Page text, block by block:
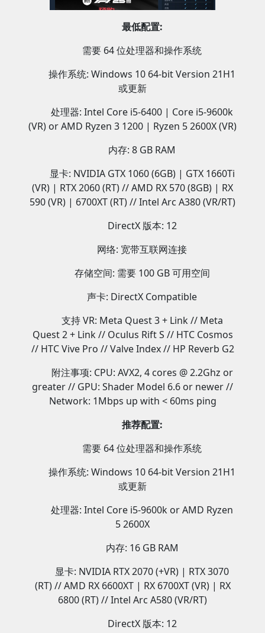
最低配置:
需要 64 位处理器和操作系统
操作系统: Windows 10 64-bit Version 21H1
或更新
处理器: Intel Core i5-6400 | Core i5-9600k
(VR) or AMD Ryzen 3 1200 | Ryzen 5 2600X (VR)
内存: 8 GB RAM
显卡: NVIDIA GTX 1060 (6GB) | GTX 1660Ti
(VR) | RTX 2060 (RT) // AMD RX 570 (8GB) | RX
590 (VR) | 6700XT (RT) // Intel Arc A380 (VR/RT)
DirectX 版本: 12
网络: 宽带互联网连接
存储空间: 需要 100 GB 可用空间
声卡: DirectX Compatible
支持 VR: Meta Quest 3 + Link // Meta
Quest 2 + Link // Oculus Rift S // HTC Cosmos
// HTC Vive Pro // Valve Index // HP Reverb G2
附注事项: CPU: AVX2, 4 cores @ 2.2Ghz or
greater // GPU: Shader Model 6.6 or newer //
Network: 1Mbps up with < 60ms ping
推荐配置:
需要 64 位处理器和操作系统
操作系统: Windows 10 64-bit Version 21H1
或更新
处理器: Intel Core i5-9600k or AMD Ryzen
5 2600X
内存: 16 GB RAM
显卡: NVIDIA RTX 2070 (+VR) | RTX 3070
(RT) // AMD RX 6600XT | RX 6700XT (VR) | RX
6800 (RT) // Intel Arc A580 (VR/RT)
DirectX 版本: 12